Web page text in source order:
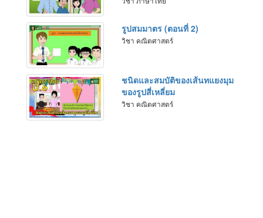
รูปสมมาตร (ตอนที่ 2)
วิชา คณิตศาสตร์
ชนิดและสมบัติของเส้นทแยงมุม
ของรูปสี่เหลี่ยม
วิชา คณิตศาสตร์